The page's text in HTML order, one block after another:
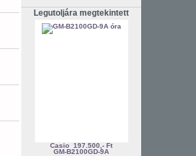
Legutoljára megtekintett
Casio 197.500,- Ft
GM-B2100GD-9A